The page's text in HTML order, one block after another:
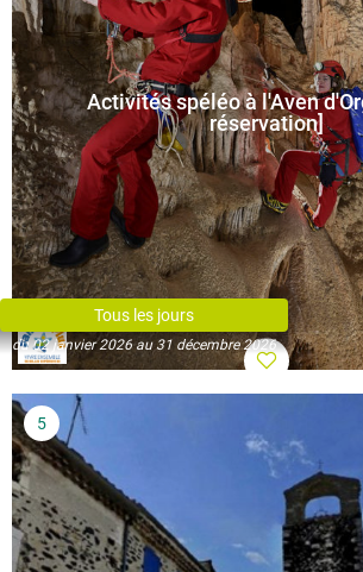
Activités spéléo à l'Aven
réservation]
Tous les jours
du 02 janvier 2026 au 31 décembre 2026